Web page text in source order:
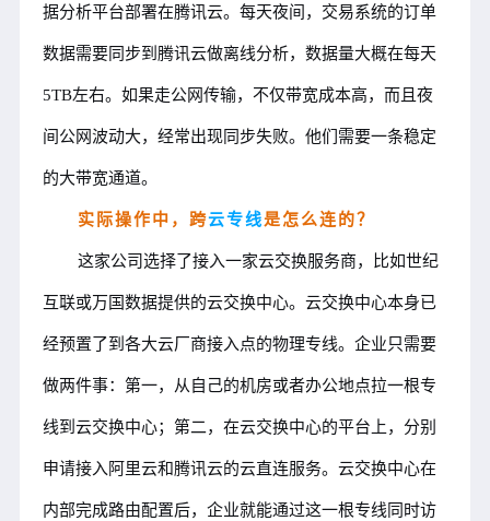
据分析平台部署在腾讯云。每天夜间，交易系统的订单
数据需要同步到腾讯云做离线分析，数据量大概在每天
5TB左右。如果走公网传输，不仅带宽成本高，而且夜
间公网波动大，经常出现同步失败。他们需要一条稳定
的大带宽通道。
实际操作中，跨云专线是怎么连的？
这家公司选择了接入一家云交换服务商，比如世纪
互联或万国数据提供的云交换中心。云交换中心本身已
经预置了到各大云厂商接入点的物理专线。企业只需要
做两件事：第一，从自己的机房或者办公地点拉一根专
线到云交换中心；第二，在云交换中心的平台上，分别
申请接入阿里云和腾讯云的云直连服务。云交换中心在
内部完成路由配置后，企业就能通过这一根专线同时访